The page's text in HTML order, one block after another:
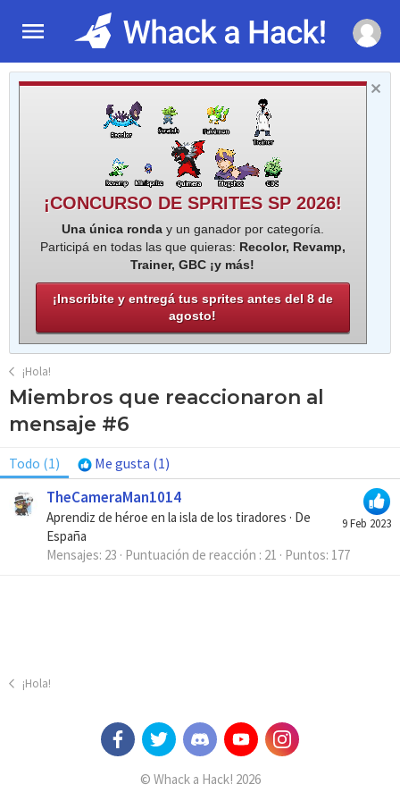
¡CONCURSO DE SPRITES SP 2026!
Una única ronday un ganador por categoría.
Participá en todas las que quieras: Recolor, Revamp,
Trainer, GBC ¡y más!
¡Inscribite y entregá tus sprites antes del 8 de
agosto!
¡Hola!
Miembros que reaccionaron al
mensaje #6
Todo (1) Me gusta (1)
9 Feb 2023
TheCameraMan1014
Aprendiz de héroe en la isla de los tiradores · De
España
Mensajes 23 Puntuación de reacción 21 Puntos 177
¡Hola!
© Whack a Hack! 2026